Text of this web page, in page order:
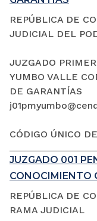
REPÚBLICA DE
JUDICIAL DEL
JUZGADO
YUMBO VALLE
DE GARANTÍAS
CÓDIGO ÚNICO
JUZGADO 001
CONOCIMIENTO
REPÚBLICA DE
RAMA JUDICIAL